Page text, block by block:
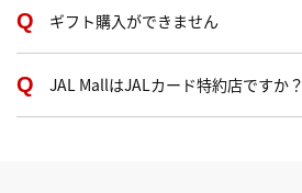
ギフト購入ができません
JAL MallはJALカード特約店ですか？